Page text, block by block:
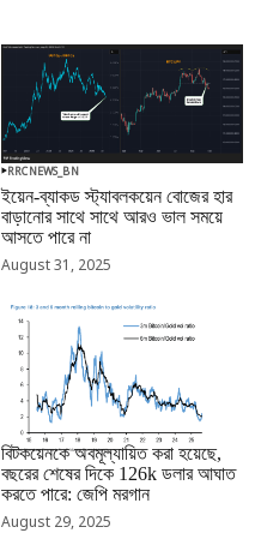
RRCNEWS_BN
ইয়েন-ব্যাকড স্ট্যাবলকয়েন বোজের হার
বাড়ানোর সাথে সাথে আরও ভাল সময়ে
আসতে পারে না
August 31, 2025
RRCNEWS_BN
বিটকয়েনকে অবমূল্যায়িত করা হয়েছে,
বছরের শেষের দিকে 126k ডলার আঘাত
করতে পারে: জেপি মরগান
August 29, 2025